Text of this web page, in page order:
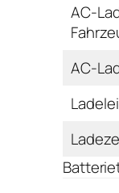
AC-
AC-